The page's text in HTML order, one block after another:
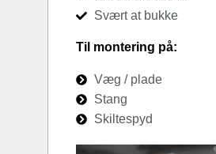
Svært at bukke
Til montering på:
Væg / plade
Stang
Skiltespyd